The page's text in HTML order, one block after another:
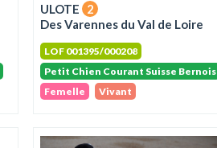
ULOTE
2
Des Varennes du Val de Loire
LOF 001395/000208
Petit Chien Courant Suisse Bernois
Femelle
Vivant